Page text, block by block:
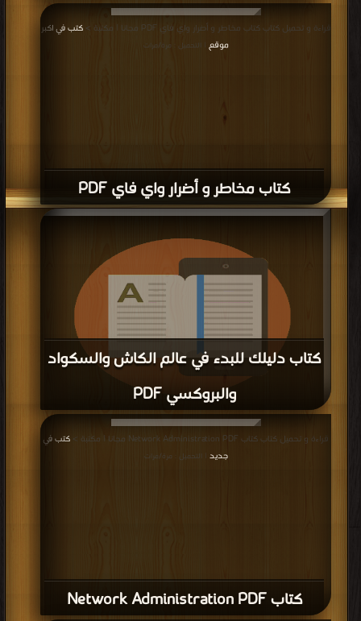
قراءة و تحميل كتاب كتاب لمحة عن الشبكات اللاسلكية PDF مجانا | مكتبة >
في مجاني| التحميل : مرة/مرات
كتاب مخاطر و أضرار واي فاي PDF
قراءة و تحميل كتاب كتاب مخاطر و أضرار واي فاي PDF مجانا | مكتبة >
كتب في اكبر
موقع
| التحميل : مرة/مرات
كتاب دليلك للبدء في عالم الكاش والسكواد
والبروكسي PDF
مجانا | مكتبة >كتب في مجانا| التحميل : مرة/مرات
كتاب Network Administration PDF
قراءة و تحميل كتاب كتاب Network Administration PDF مجانا | مكتبة >
كتب في
جديد | التحميل : مرة/مرات